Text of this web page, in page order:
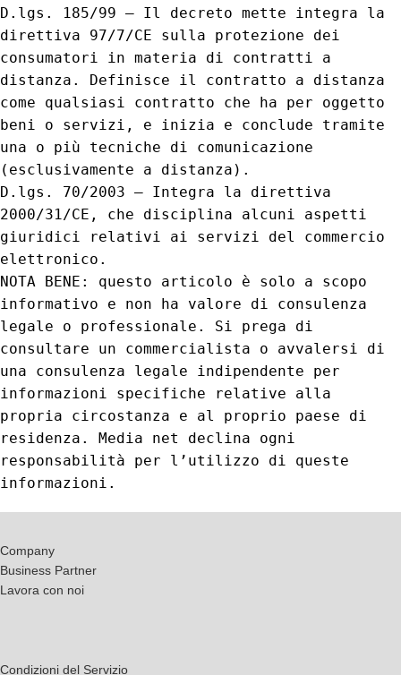
D.lgs. 185/99 – Il decreto mette integra la
direttiva 97/7/CE sulla protezione dei
consumatori in materia di contratti a
distanza. Definisce il contratto a distanza
come qualsiasi contratto che ha per oggetto
beni o servizi, e inizia e conclude tramite
una o più tecniche di comunicazione
(esclusivamente a distanza).
D.lgs. 70/2003 – Integra la direttiva
2000/31/CE, che disciplina alcuni aspetti
giuridici relativi ai servizi del commercio
elettronico.
NOTA BENE: questo articolo è solo a scopo
informativo e non ha valore di consulenza
legale o professionale. Si prega di
consultare un commercialista o avvalersi di
una consulenza legale indipendente per
informazioni specifiche relative alla
propria circostanza e al proprio paese di
residenza. Media net declina ogni
responsabilità per l’utilizzo di queste
informazioni.
Company
Business Partner
Lavora con noi
Condizioni del Servizio